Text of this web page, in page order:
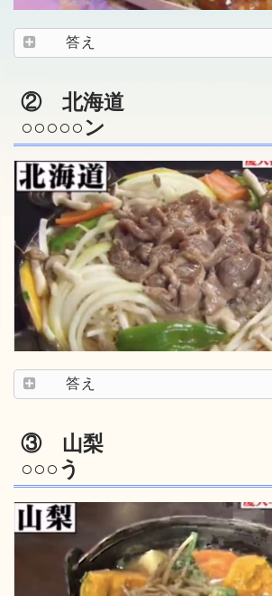
答え
② 北海道
○○○○○ン
答え
③ 山梨
○○○う